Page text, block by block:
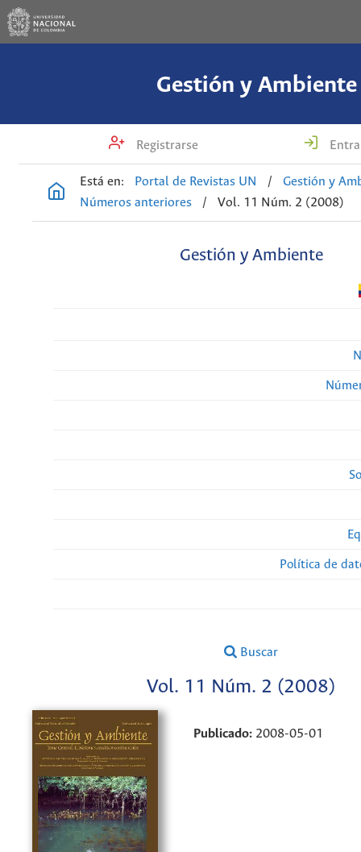
Gestión y Ambiente
Registrarse
Está en: Portal de Revistas UN /
Gestión y
Números anteriores
/ Vol. 11 Núm. 2 (2008)
Gestión y Ambiente
Política de
Buscar
Vol. 11 Núm. 2 (2008)
Publicado: 2008-05-01